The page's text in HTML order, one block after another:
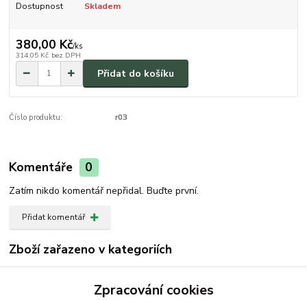
Dostupnost Skladem
380,00 Kč/ks
314,05 Kč bez DPH
Přidat do košíku
Číslo produktu: r03
Komentáře 0
Zatím nikdo komentář nepřidal. Buďte první.
Přidat komentář
Zboží zařazeno v kategoriích
Zpracování cookies